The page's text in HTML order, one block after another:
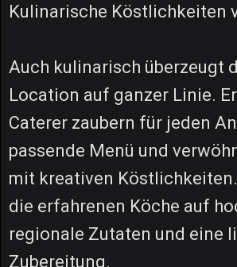
Kulinarische Köstlichkeiten
Auch kulinarisch überzeugt
Location auf ganzer Linie.
Caterer zaubern für jeden
passende Menü und
mit kreativen
die erfahrenen Köche auf
regionale Zutaten und eine
Zubereitung.